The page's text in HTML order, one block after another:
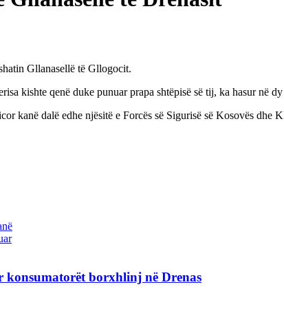
Gllanasellë të Gllogocit.
kishte qenë duke punuar prapa shtëpisë së tij, ka hasur në
kanë dalë edhe njësitë e Forcës së Sigurisë së Kosovës
konsumatorët borxhlinj në Drenas